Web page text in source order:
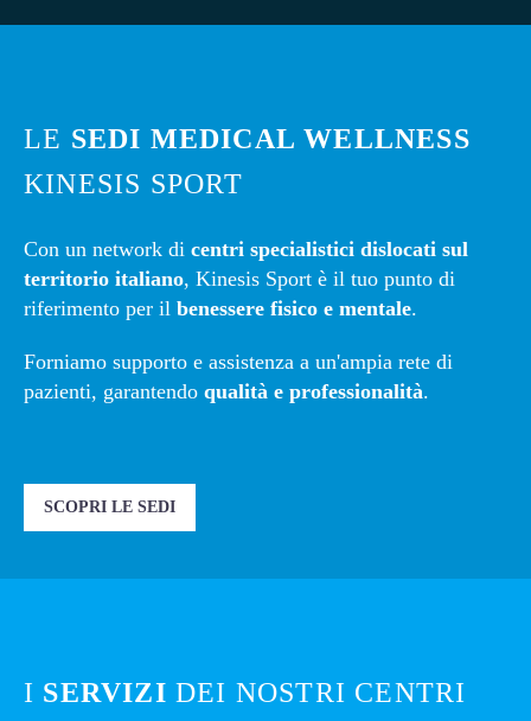
LE SEDI MEDICAL WELLNESS
KINESIS SPORT
Con un network di centri specialistici dislocati sul
territorio italiano, Kinesis Sport è il tuo punto di
riferimento per il benessere fisico e mentale.
Forniamo supporto e assistenza a un'ampia rete di
pazienti, garantendo qualità e professionalità.
SCOPRI LE SEDI
I SERVIZI DEI NOSTRI CENTRI